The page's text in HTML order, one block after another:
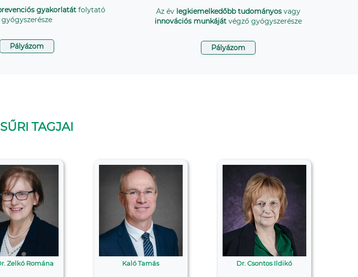
gyakorlatátfolytató
gyógyszerésze
Pályázom
Az év legkiemelkedőbb tudományos vagy
innovációs munkáját végző gyógyszerésze
Pályázom
TAGJAI
Zelkó Romána Kaló Tamás Dr. Csontos Ildikó